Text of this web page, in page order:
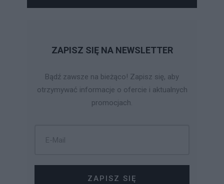
ZAPISZ SIĘ NA NEWSLETTER
Bądź zawsze na bieżąco! Zapisz się, aby
otrzymywać informacje o ofercie i aktualnych
promocjach.
ZAPISZ SIĘ